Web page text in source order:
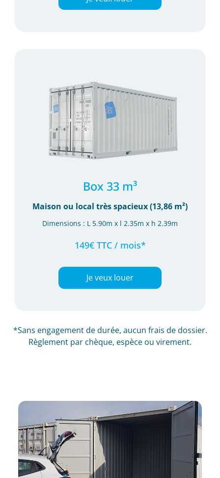
Box 33 m³
Maison ou local très spacieux (13,86 m²)
Dimensions : L 5.90m x l 2.35m x h 2.39m
149€ TTC / mois*
Je veux louer
*Sans engagement de durée, aucun frais de dossier.
Règlement par chèque, espèce ou virement.